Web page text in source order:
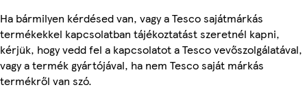
Ha bármilyen kérdésed van, vagy a Tesco sajátmárkás
termékekkel kapcsolatban tájékoztatást szeretnél kapni,
kérjük, hogy vedd fel a kapcsolatot a Tesco vevőszolgálatával,
vagy a termék gyártójával, ha nem Tesco saját márkás
termékről van szó.